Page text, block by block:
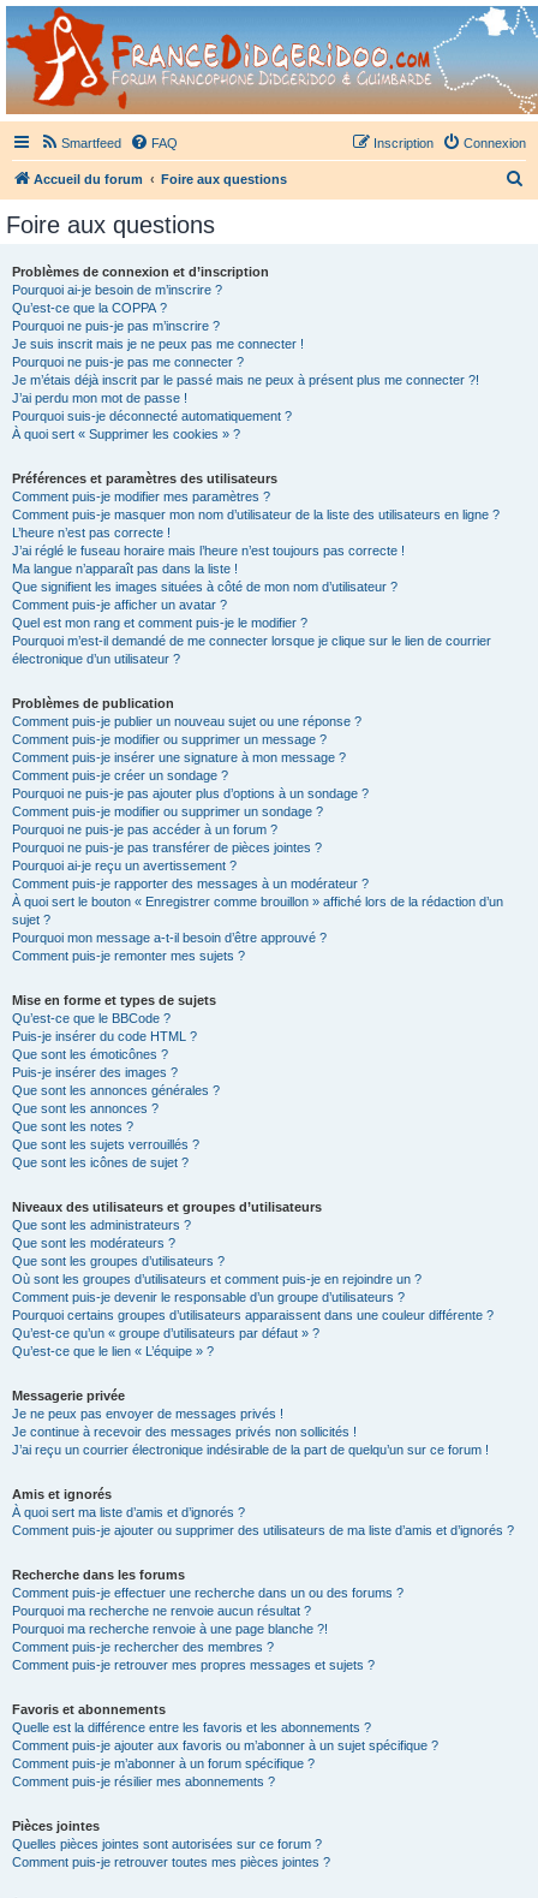
France Didgeridoo
Didgeridoo et Guimbarde sur France Didgeridoo - retrouvez la communauté.
Smartfeed FAQ Connexion
Inscription
Accueil du forum Foire aux questions
Foire aux questions
Problèmes de connexion et d’inscription
Pourquoi ai-je besoin de m’inscrire ?
Qu’est-ce que la COPPA ?
Pourquoi ne puis-je pas m’inscrire ?
Je suis inscrit mais je ne peux pas me connecter !
Pourquoi ne puis-je pas me connecter ?
Je m’étais déjà inscrit par le passé mais ne peux à présent plus me connecter ?!
J’ai perdu mon mot de passe !
Pourquoi suis-je déconnecté automatiquement ?
À quoi sert « Supprimer les cookies » ?
Préférences et paramètres des utilisateurs
Comment puis-je modifier mes paramètres ?
Comment puis-je masquer mon nom d’utilisateur de la liste des utilisateurs en ligne ?
L’heure n’est pas correcte !
J’ai réglé le fuseau horaire mais l’heure n’est toujours pas correcte !
Ma langue n’apparaît pas dans la liste !
Que signifient les images situées à côté de mon nom d’utilisateur ?
Comment puis-je afficher un avatar ?
Quel est mon rang et comment puis-je le modifier ?
Pourquoi m’est-il demandé de me connecter lorsque je clique sur le lien de courrier
électronique d’un utilisateur ?
Problèmes de publication
Comment puis-je publier un nouveau sujet ou une réponse ?
Comment puis-je modifier ou supprimer un message ?
Comment puis-je insérer une signature à mon message ?
Comment puis-je créer un sondage ?
Pourquoi ne puis-je pas ajouter plus d’options à un sondage ?
Comment puis-je modifier ou supprimer un sondage ?
Pourquoi ne puis-je pas accéder à un forum ?
Pourquoi ne puis-je pas transférer de pièces jointes ?
Pourquoi ai-je reçu un avertissement ?
Comment puis-je rapporter des messages à un modérateur ?
À quoi sert le bouton « Enregistrer comme brouillon » affiché lors de la rédaction d’un
sujet ?
Pourquoi mon message a-t-il besoin d’être approuvé ?
Comment puis-je remonter mes sujets ?
Mise en forme et types de sujets
Qu’est-ce que le BBCode ?
Puis-je insérer du code HTML ?
Que sont les émoticônes ?
Puis-je insérer des images ?
Que sont les annonces générales ?
Que sont les annonces ?
Que sont les notes ?
Que sont les sujets verrouillés ?
Que sont les icônes de sujet ?
Niveaux des utilisateurs et groupes d’utilisateurs
Que sont les administrateurs ?
Que sont les modérateurs ?
Que sont les groupes d’utilisateurs ?
Où sont les groupes d’utilisateurs et comment puis-je en rejoindre un ?
Comment puis-je devenir le responsable d’un groupe d’utilisateurs ?
Pourquoi certains groupes d’utilisateurs apparaissent dans une couleur différente ?
Qu’est-ce qu’un « groupe d’utilisateurs par défaut » ?
Qu’est-ce que le lien « L’équipe » ?
Messagerie privée
Je ne peux pas envoyer de messages privés !
Je continue à recevoir des messages privés non sollicités !
J’ai reçu un courrier électronique indésirable de la part de quelqu’un sur ce forum !
Amis et ignorés
À quoi sert ma liste d’amis et d’ignorés ?
Comment puis-je ajouter ou supprimer des utilisateurs de ma liste d’amis et d’ignorés ?
Recherche dans les forums
Comment puis-je effectuer une recherche dans un ou des forums ?
Pourquoi ma recherche ne renvoie aucun résultat ?
Pourquoi ma recherche renvoie à une page blanche ?!
Comment puis-je rechercher des membres ?
Comment puis-je retrouver mes propres messages et sujets ?
Favoris et abonnements
Quelle est la différence entre les favoris et les abonnements ?
Comment puis-je ajouter aux favoris ou m’abonner à un sujet spécifique ?
Comment puis-je m’abonner à un forum spécifique ?
Comment puis-je résilier mes abonnements ?
Pièces jointes
Quelles pièces jointes sont autorisées sur ce forum ?
Comment puis-je retrouver toutes mes pièces jointes ?